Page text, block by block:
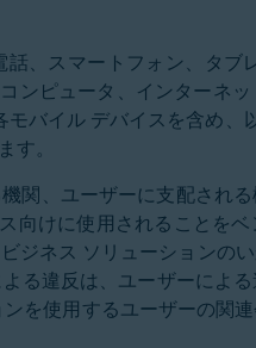
話、スマートフォン、タブ
コンピュータ、インターネ
バイル デバイスを含め、
。
関、ユーザーに支配され
向けに使用されることを
ジネス ソリューションの
る違反は、ユーザーによ
を使用するユーザーの関